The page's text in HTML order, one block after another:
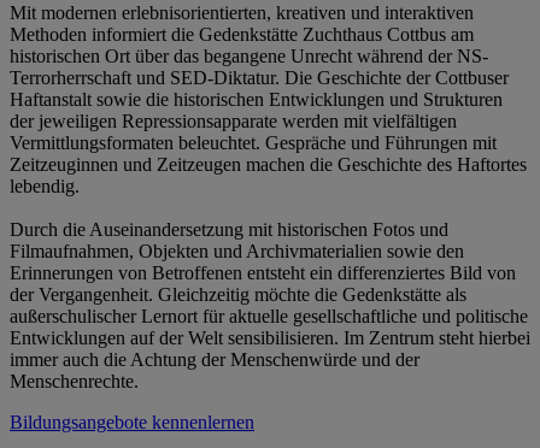
Mit modernen erlebnisorientierten, kreativen und interaktiven
Methoden informiert die Gedenkstätte Zuchthaus Cottbus am
historischen Ort über das begangene Unrecht während der NS-
Terrorherrschaft und SED-Diktatur. Die Geschichte der Cottbuser
Haftanstalt sowie die historischen Entwicklungen und Strukturen
der jeweiligen Repressionsapparate werden mit vielfältigen
Vermittlungsformaten beleuchtet. Gespräche und Führungen mit
Zeitzeuginnen und Zeitzeugen machen die Geschichte des Haftortes
lebendig.
Durch die Auseinandersetzung mit historischen Fotos und
Filmaufnahmen, Objekten und Archivmaterialien sowie den
Erinnerungen von Betroffenen entsteht ein differenziertes Bild von
der Vergangenheit. Gleichzeitig möchte die Gedenkstätte als
außerschulischer Lernort für aktuelle gesellschaftliche und politische
Entwicklungen auf der Welt sensibilisieren. Im Zentrum steht hierbei
immer auch die Achtung der Menschenwürde und der
Menschenrechte.
Bildungsangebote kennenlernen